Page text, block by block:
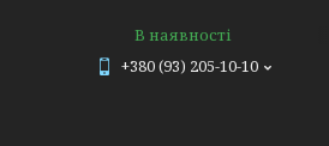
В наявності
+380 (93) 205-10-10